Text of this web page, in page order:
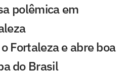
polêmica em
Fortaleza e abre boa
do Brasil